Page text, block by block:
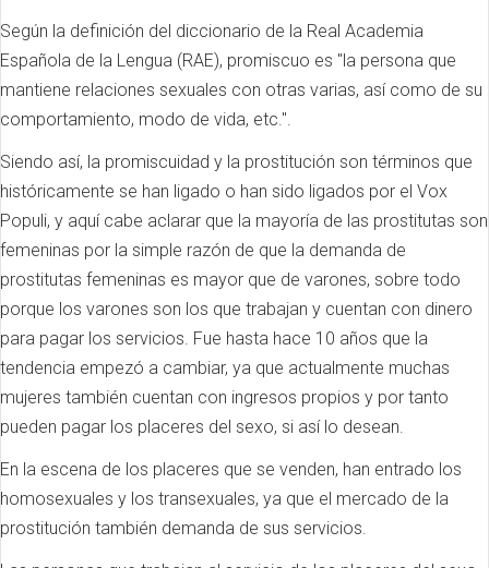
Según la definición del diccionario de la Real Academia
Española de la Lengua (RAE), promiscuo es "la persona que
mantiene relaciones sexuales con otras varias, así como de su
comportamiento, modo de vida, etc.".
Siendo así, la promiscuidad y la prostitución son términos que
históricamente se han ligado o han sido ligados por el Vox
Populi, y aquí cabe aclarar que la mayoría de las prostitutas son
femeninas por la simple razón de que la demanda de
prostitutas femeninas es mayor que de varones, sobre todo
porque los varones son los que trabajan y cuentan con dinero
para pagar los servicios. Fue hasta hace 10 años que la
tendencia empezó a cambiar, ya que actualmente muchas
mujeres también cuentan con ingresos propios y por tanto
pueden pagar los placeres del sexo, si así lo desean.
En la escena de los placeres que se venden, han entrado los
homosexuales y los transexuales, ya que el mercado de la
prostitución también demanda de sus servicios.